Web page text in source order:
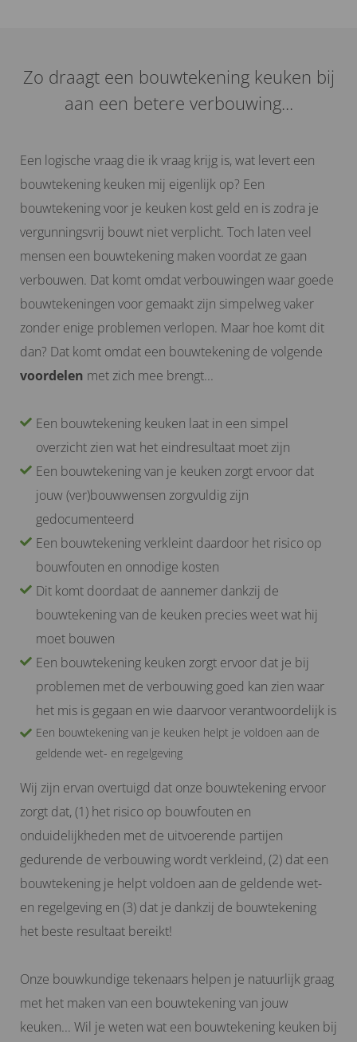
Zo draagt een bouwtekening keuken bij
aan een betere verbouwing...
Een logische vraag die ik vraag krijg is, wat levert een
bouwtekening keuken mij eigenlijk op? Een
bouwtekening voor je keuken kost geld en is zodra je
vergunningsvrij bouwt niet verplicht. Toch laten veel
mensen een bouwtekening maken voordat ze gaan
verbouwen. Dat komt omdat verbouwingen waar goede
bouwtekeningen voor gemaakt zijn simpelweg vaker
zonder enige problemen verlopen. Maar hoe komt dit
dan? Dat komt omdat een bouwtekening de volgende
voordelen met zich mee brengt...
Een bouwtekening keuken laat in een simpel
overzicht zien wat het eindresultaat moet zijn
Een bouwtekening van je keuken zorgt ervoor dat
jouw (ver)bouwwensen zorgvuldig zijn
gedocumenteerd
Een bouwtekening verkleint daardoor het risico op
bouwfouten en onnodige kosten
Dit komt doordaat de aannemer dankzij de
bouwtekening van de keuken precies weet wat hij
moet bouwen
Een bouwtekening keuken zorgt ervoor dat je bij
problemen met de verbouwing goed kan zien waar
het mis is gegaan en wie daarvoor verantwoordelijk is
Een bouwtekening van je keuken helpt je voldoen aan de
geldende wet- en regelgeving
Wij zijn ervan overtuigd dat onze bouwtekening ervoor
zorgt dat, (1) het risico op bouwfouten en
onduidelijkheden met de uitvoerende partijen
gedurende de verbouwing wordt verkleind, (2) dat een
bouwtekening je helpt voldoen aan de geldende wet-
en regelgeving en (3) dat je dankzij de bouwtekening
het beste resultaat bereikt!
Onze bouwkundige tekenaars helpen je natuurlijk graag
met het maken van een bouwtekening van jouw
keuken... Wil je weten wat een bouwtekening keuken bij